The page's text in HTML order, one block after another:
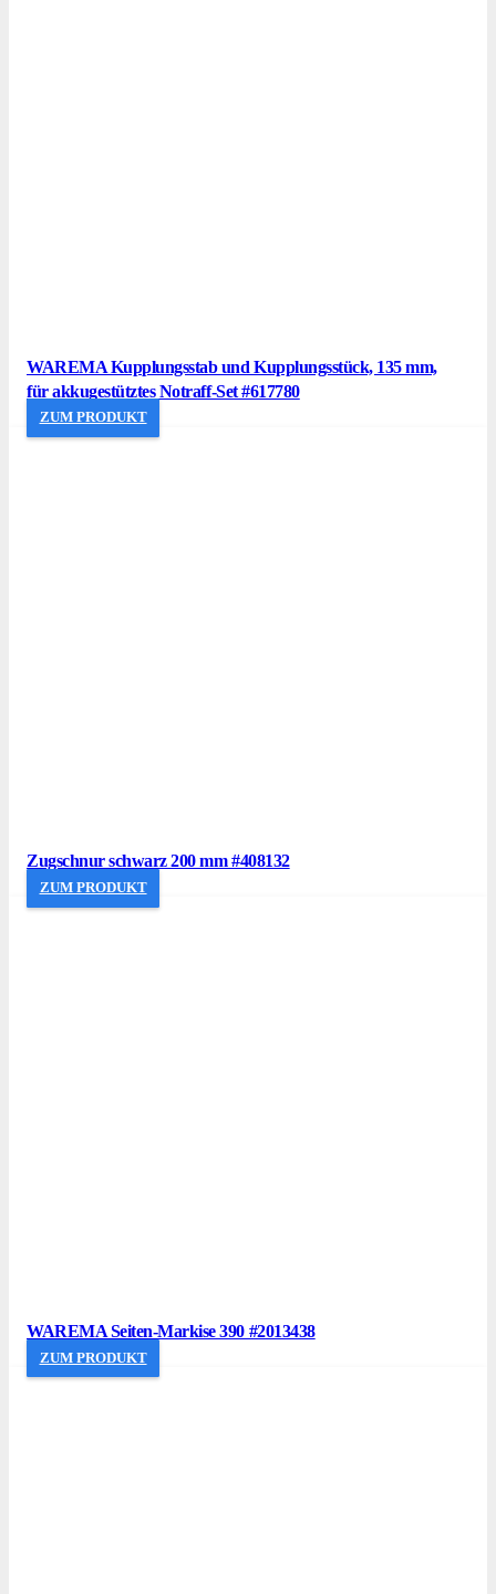
WAREMA Kupplungsstab und Kupplungsstück, 135 mm,
für akkugestütztes Notraff-Set #617780
ZUM PRODUKT
Zugschnur schwarz 200 mm #408132
ZUM PRODUKT
WAREMA Seiten-Markise 390 #2013438
ZUM PRODUKT